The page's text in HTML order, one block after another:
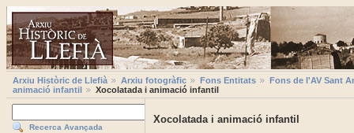
Arxiu Històric de Llefià Arxiu fotogràfic Fons Entitats
Fons de l'AV Sant
animació infantil
Xocolatada i animació infantil
Recerca Avançada
Xocolatada i animació infantil